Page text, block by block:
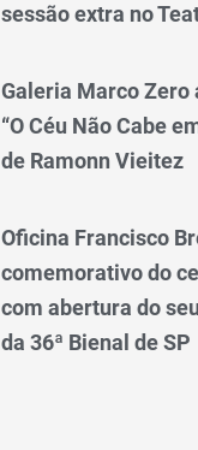
sessão extra no
Galeria Marco Zero
“O Céu Não Cabe
de Ramonn Vieitez
Oficina Francisco
comemorativo do
com abertura do
da 36ª Bienal de SP